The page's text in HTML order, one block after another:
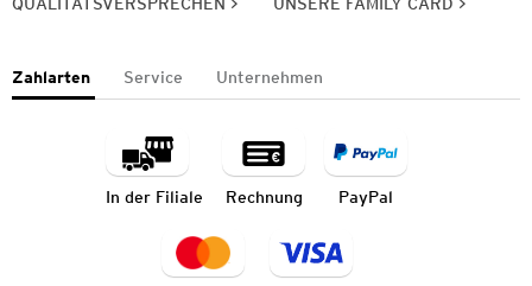
Zahlarten Service Unternehmen
In der Filiale Rechnung PayPal